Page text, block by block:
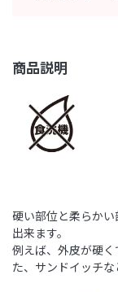
商品説明
硬い部位と柔らか
出来ます。
例えば、外皮が硬
た、サンドイッチな